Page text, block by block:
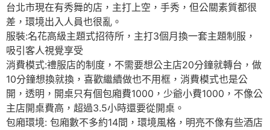
台北市現在有秀舞的店，主打上空，手秀，但公關素質都很
差，環境出入人員也很亂。
服裝:名花高級主題式招待所，主打3個月換一套主題制服，
吸引客人視覺享受
消費模式:禮服店的制度，不需要想公主店20分鐘就轉台，做
10分鐘想換就換，喜歡繼續做也不用框，消費模式也是公
開，透明，開桌只有個包廂費1000，少爺小費1000，不像公
主店開桌費高，超過3.5小時還要從開桌。
包廂環境: 包廂數不多約14間，環境風格，明亮不像有些酒店